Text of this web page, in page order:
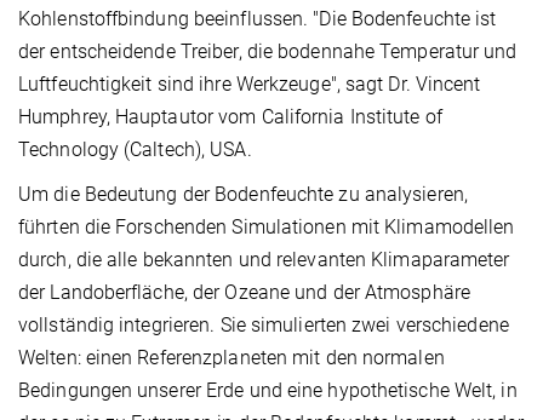
Kohlenstoffbindung beeinflussen. "Die Bodenfeuchte ist
der entscheidende Treiber, die bodennahe Temperatur und
Luftfeuchtigkeit sind ihre Werkzeuge", sagt Dr. Vincent
Humphrey, Hauptautor vom California Institute of
Technology (Caltech), USA.
Um die Bedeutung der Bodenfeuchte zu analysieren,
führten die Forschenden Simulationen mit Klimamodellen
durch, die alle bekannten und relevanten Klimaparameter
der Landoberfläche, der Ozeane und der Atmosphäre
vollständig integrieren. Sie simulierten zwei verschiedene
Welten: einen Referenzplaneten mit den normalen
Bedingungen unserer Erde und eine hypothetische Welt, in